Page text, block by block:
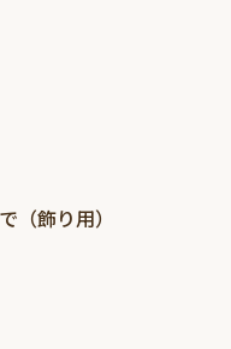
（飾り用）